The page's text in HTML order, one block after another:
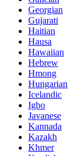
Georgian
Gujarati
Haitian
Hausa
Hawaiian
Hebrew
Hmong
Hungarian
Icelandic
Igbo
Javanese
Kannada
Kazakh
Khmer